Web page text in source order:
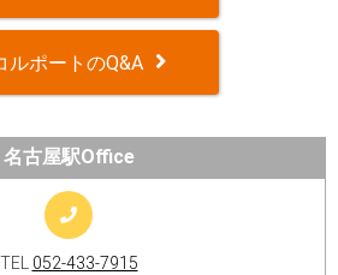
ルポートのQ&A
名古屋駅Office
TEL 052-433-7915